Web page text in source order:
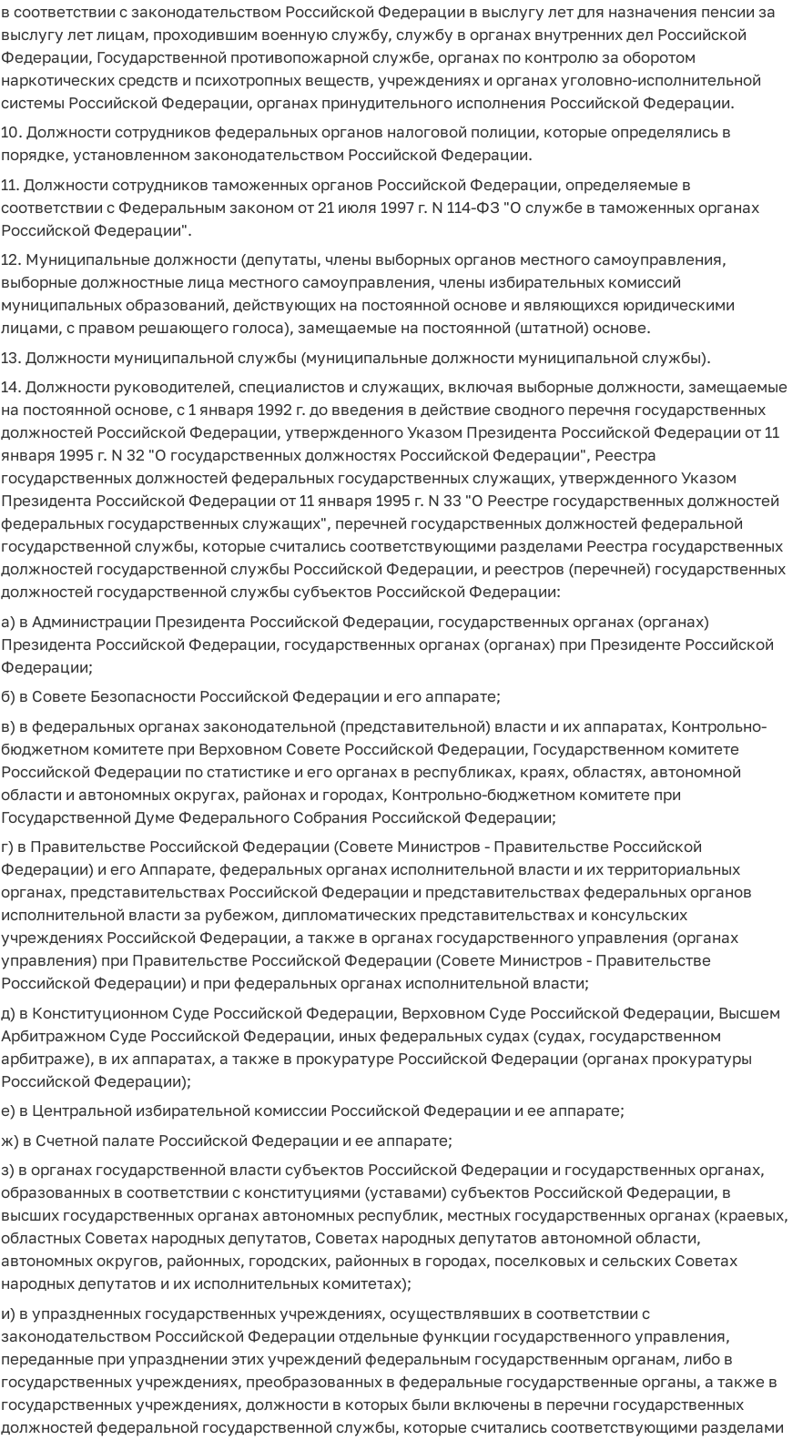
в соответствии с законодательством Российской Федерации в выслугу лет для назначения пенсии за
выслугу лет лицам, проходившим военную службу, службу в органах внутренних дел Российской
Федерации, Государственной противопожарной службе, органах по контролю за оборотом
наркотических средств и психотропных веществ, учреждениях и органах уголовно-исполнительной
системы Российской Федерации, органах принудительного исполнения Российской Федерации.
10. Должности сотрудников федеральных органов налоговой полиции, которые определялись в
порядке, установленном законодательством Российской Федерации.
11. Должности сотрудников таможенных органов Российской Федерации, определяемые в
соответствии с Федеральным законом от 21 июля 1997 г. N 114-ФЗ "О службе в таможенных органах
Российской Федерации".
12. Муниципальные должности (депутаты, члены выборных органов местного самоуправления,
выборные должностные лица местного самоуправления, члены избирательных комиссий
муниципальных образований, действующих на постоянной основе и являющихся юридическими
лицами, с правом решающего голоса), замещаемые на постоянной (штатной) основе.
13. Должности муниципальной службы (муниципальные должности муниципальной службы).
14. Должности руководителей, специалистов и служащих, включая выборные должности, замещаемые
на постоянной основе, с 1 января 1992 г. до введения в действие сводного перечня государственных
должностей Российской Федерации, утвержденного Указом Президента Российской Федерации от 11
января 1995 г. N 32 "О государственных должностях Российской Федерации", Реестра
государственных должностей федеральных государственных служащих, утвержденного Указом
Президента Российской Федерации от 11 января 1995 г. N 33 "О Реестре государственных должностей
федеральных государственных служащих", перечней государственных должностей федеральной
государственной службы, которые считались соответствующими разделами Реестра государственных
должностей государственной службы Российской Федерации, и реестров (перечней) государственных
должностей государственной службы субъектов Российской Федерации:
а) в Администрации Президента Российской Федерации, государственных органах (органах)
Президента Российской Федерации, государственных органах (органах) при Президенте Российской
Федерации;
б) в Совете Безопасности Российской Федерации и его аппарате;
в) в федеральных органах законодательной (представительной) власти и их аппаратах, Контрольно-
бюджетном комитете при Верховном Совете Российской Федерации, Государственном комитете
Российской Федерации по статистике и его органах в республиках, краях, областях, автономной
области и автономных округах, районах и городах, Контрольно-бюджетном комитете при
Государственной Думе Федерального Собрания Российской Федерации;
г) в Правительстве Российской Федерации (Совете Министров - Правительстве Российской
Федерации) и его Аппарате, федеральных органах исполнительной власти и их территориальных
органах, представительствах Российской Федерации и представительствах федеральных органов
исполнительной власти за рубежом, дипломатических представительствах и консульских
учреждениях Российской Федерации, а также в органах государственного управления (органах
управления) при Правительстве Российской Федерации (Совете Министров - Правительстве
Российской Федерации) и при федеральных органах исполнительной власти;
д) в Конституционном Суде Российской Федерации, Верховном Суде Российской Федерации, Высшем
Арбитражном Суде Российской Федерации, иных федеральных судах (судах, государственном
арбитраже), в их аппаратах, а также в прокуратуре Российской Федерации (органах прокуратуры
Российской Федерации);
е) в Центральной избирательной комиссии Российской Федерации и ее аппарате;
ж) в Счетной палате Российской Федерации и ее аппарате;
з) в органах государственной власти субъектов Российской Федерации и государственных органах,
образованных в соответствии с конституциями (уставами) субъектов Российской Федерации, в
высших государственных органах автономных республик, местных государственных органах (краевых,
областных Советах народных депутатов, Советах народных депутатов автономной области,
автономных округов, районных, городских, районных в городах, поселковых и сельских Советах
народных депутатов и их исполнительных комитетах);
и) в упраздненных государственных учреждениях, осуществлявших в соответствии с
законодательством Российской Федерации отдельные функции государственного управления,
переданные при упразднении этих учреждений федеральным государственным органам, либо в
государственных учреждениях, преобразованных в федеральные государственные органы, а также в
государственных учреждениях, должности в которых были включены в перечни государственных
должностей федеральной государственной службы, которые считались соответствующими разделами